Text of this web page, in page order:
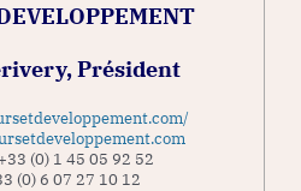
Président
(0) 1 45 05 92 52
(0) 6 07 27 10 12